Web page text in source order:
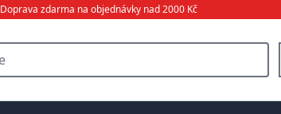
Doprava zdarma na objednávky nad 2000 Kč